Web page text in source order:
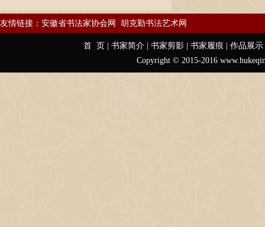
友情链接： 安徽省书法家协会网 胡克勤书法艺术网
首 页 书家简介| 书家剪影| 书家履痕 作品展示
Copyright © 2015-2016